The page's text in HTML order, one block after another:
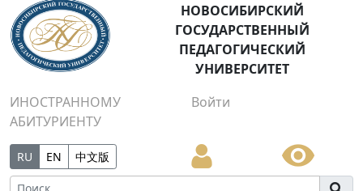
НОВОСИБИРСКИЙ
ГОСУДАРСТВЕННЫЙ
ПЕДАГОГИЧЕСКИЙ
УНИВЕРСИТЕТ
ИНОСТРАННОМУ
АБИТУРИЕНТУ
Войти
RU EN 中文版